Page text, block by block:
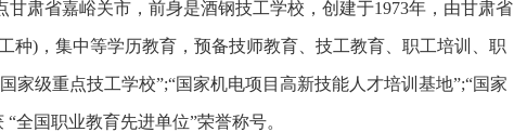
肃省嘉峪关市，前身是酒钢技工学校，创建于1973年，由甘肃省
种)，集中等学历教育，预备技师教育、技工教育、职工培训、职
家级重点技工学校”;“国家机电项目高新技能人才培训基地”;“国家
全国职业教育先进单位”荣誉称号。